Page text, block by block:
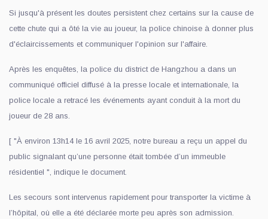
Si jusqu'à présent les doutes persistent chez certains sur la cause de
cette chute qui a ôté la vie au joueur, la police chinoise à donner plus
d'éclaircissements et communiquer l'opinion sur l'affaire.
Après les enquêtes, la police du district de Hangzhou a dans un
communiqué officiel diffusé à la presse locale et internationale, la
police locale a retracé les événements ayant conduit à la mort du
joueur de 28 ans.
[ "À environ 13h14 le 16 avril 2025, notre bureau a reçu un appel du
public signalant qu’une personne était tombée d’un immeuble
résidentiel ", indique le document.
Les secours sont intervenus rapidement pour transporter la victime à
l’hôpital, où elle a été déclarée morte peu après son admission.